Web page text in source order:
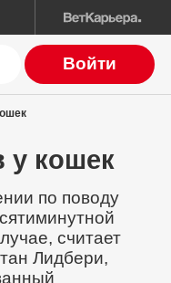
Войти
у кошек
по поводу
считает
Лидбери,